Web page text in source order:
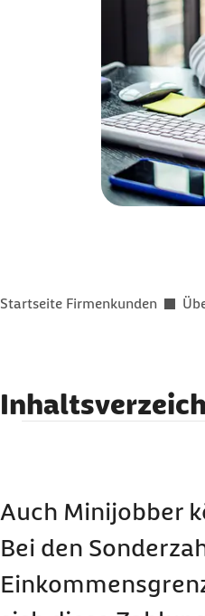
Sie befinden sich hier:
Startseite Firmenkunden
Verdienstgrenzen bei
Umlageversicherung
Besondere
Auch Minijobber
Bei den